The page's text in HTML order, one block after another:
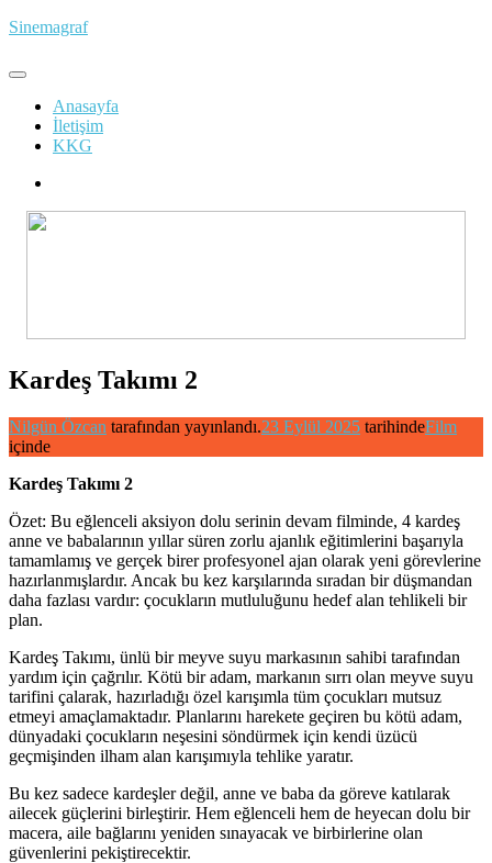
İçeriğe
Sinemagraf
Anasayfa
İletişim
KKG
Kardeş Takımı 2
Nilgün Özcan tarafından yayınlandı.23 Eylül 2025 tarihindeFilm
içinde
Kardeş Takımı 2
Özet: Bu eğlenceli aksiyon dolu serinin devam filminde, 4 kardeş
anne ve babalarının yıllar süren zorlu ajanlık eğitimlerini başarıyla
tamamlamış ve gerçek birer profesyonel ajan olarak yeni görevlerine
hazırlanmışlardır. Ancak bu kez karşılarında sıradan bir düşmandan
daha fazlası vardır: çocukların mutluluğunu hedef alan tehlikeli bir
plan.
Kardeş Takımı, ünlü bir meyve suyu markasının sahibi tarafından
yardım için çağrılır. Kötü bir adam, markanın sırrı olan meyve suyu
tarifini çalarak, hazırladığı özel karışımla tüm çocukları mutsuz
etmeyi amaçlamaktadır. Planlarını harekete geçiren bu kötü adam,
dünyadaki çocukların neşesini söndürmek için kendi üzücü
geçmişinden ilham alan karışımıyla tehlike yaratır.
Bu kez sadece kardeşler değil, anne ve baba da göreve katılarak
ailecek güçlerini birleştirir. Hem eğlenceli hem de heyecan dolu bir
macera, aile bağlarını yeniden sınayacak ve birbirlerine olan
güvenlerini pekiştirecektir.